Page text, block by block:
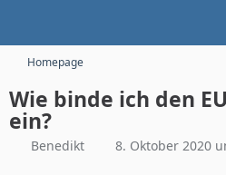
Homepage
Wie binde ich den
ein?
Benedikt 8. Oktober 2020